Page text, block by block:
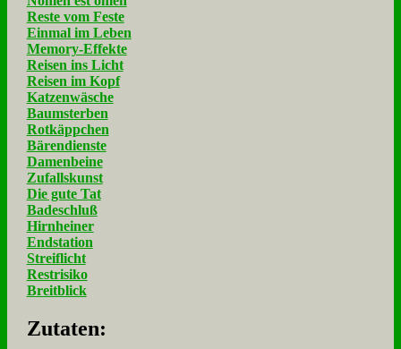
Reste vom Feste
Einmal im Leben
Memory-Effekte
Reisen ins Licht
Reisen im Kopf
Katzenwäsche
Baumsterben
Rotkäppchen
Bärendienste
Damenbeine
Zufallskunst
Die gute Tat
Badeschluß
Hirnheiner
Endstation
Streiflicht
Restrisiko
Breitblick
Zu­ta­ten: